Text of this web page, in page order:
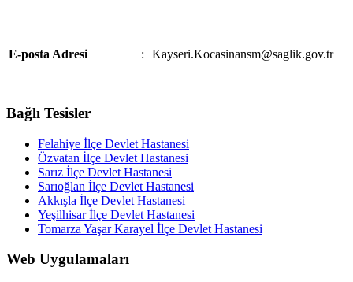
E-posta Adresi : Kayseri.Kocasinansm@saglik.gov.tr
Bağlı Tesisler
Felahiye İlçe Devlet Hastanesi
Özvatan İlçe Devlet Hastanesi
Sarız İlçe Devlet Hastanesi
Sarıoğlan İlçe Devlet Hastanesi
Akkışla İlçe Devlet Hastanesi
Yeşilhisar İlçe Devlet Hastanesi
Tomarza Yaşar Karayel İlçe Devlet Hastanesi
Web Uygulamaları